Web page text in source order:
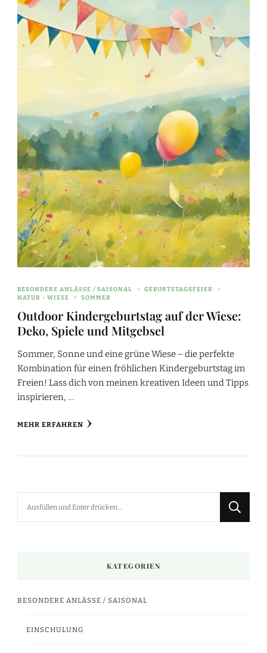
BESONDERE ANLÄSSE / SAISONAL
GEBURTSTAGSFEIER
NATUR - WIESE
SOMMER
Outdoor Kindergeburtstag auf der Wiese:
Deko, Spiele und Mitgebsel
Sommer, Sonne und eine grüne Wiese – die perfekte
Kombination für einen fröhlichen Kindergeburtstag im
Freien! Lass dich von meinen kreativen Ideen und Tipps
inspirieren, …
MEHR ERFAHREN
KATEGORIEN
BESONDERE ANLÄSSE / SAISONAL
EINSCHULUNG